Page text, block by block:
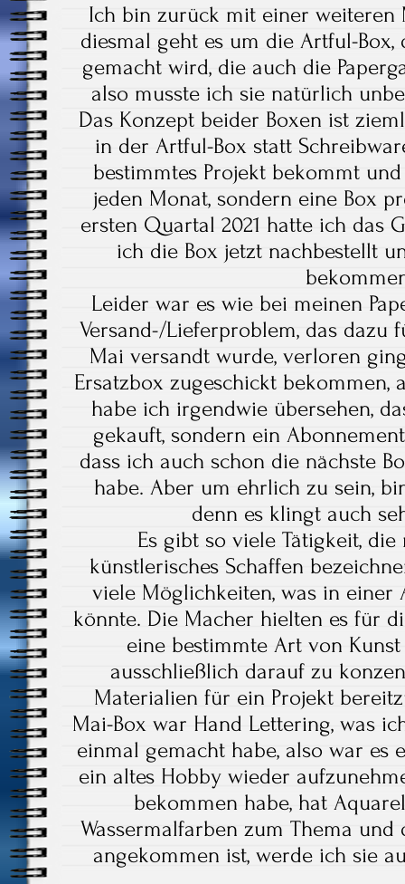
Ich bin zurück mit einer weiteren
diesmal geht es um die Artful-
gemacht wird, die auch die
also musste ich sie natürlich
Das Konzept beider Boxen ist
in der Artful-Box statt
bestimmtes Projekt bekommt
jeden Monat, sondern eine Box
ersten Quartal 2021 hatte ich das
ich die Box jetzt nachbestellt
Leider war es wie bei meinen
Versand-/Lieferproblem, das dazu
Mai versandt wurde, verloren
Ersatzbox zugeschickt bekommen,
habe ich irgendwie übersehen,
gekauft, sondern ein
dass ich auch schon die nächste
habe. Aber um ehrlich zu sein,
denn es klingt auch
Es gibt so viele Tätigkeit,
künstlerisches Schaffen
viele Möglichkeiten, was in einer
könnte. Die Macher hielten es für
eine bestimmte Art von
ausschließlich darauf zu
Materialien für ein Projekt
Mai-Box war Hand Lettering, was
einmal gemacht habe, also war es
ein altes Hobby wieder
bekommen habe, hat
Wassermalfarben zum Thema
angekommen ist, werde ich sie